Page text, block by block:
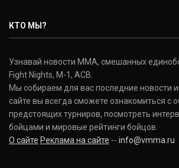
КТО МЫ?
Узнавай новости ММА, смешанных
Fight Nights, M-1, ACB.
Мы собираем для вас последние новости
сайте вы всегда сможете ознакомиться с
предстоящих турниров, посмотреть
бойцами и мировые рейтинги бойцов.
О сайте Реклама на сайте -- info@vmma.ru